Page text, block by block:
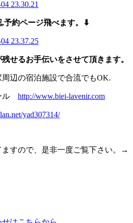
,予約ページ飛べます。⬇︎
せるお手伝いをさせて頂きます。
辺の宿泊施設で合流でもOK.
ル http://www.biei-lavenir.com
yad307314/
すので、是非一度ご覧下さい。 →